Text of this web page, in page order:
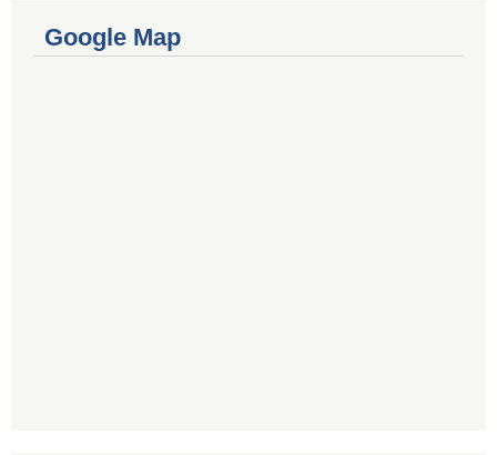
Google Map